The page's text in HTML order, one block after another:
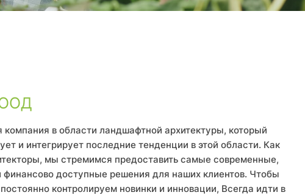
компания в области ландшафтной архитектуры, который
и интегрирует последние тенденции в этой области. Как
мы стремимся предоставить самые современные,
доступные решения для наших клиентов. Чтобы
контролируем новинки и инновации, Всегда идти в